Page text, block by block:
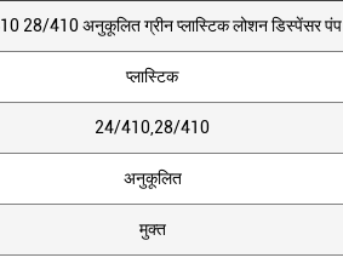
28/410 अनुकूलित ग्रीन प्लास्टिक लोशन डिस्पेंसर पंप
प्लास्टिक
24/410,28/410
अनुकूलित
मुक्त